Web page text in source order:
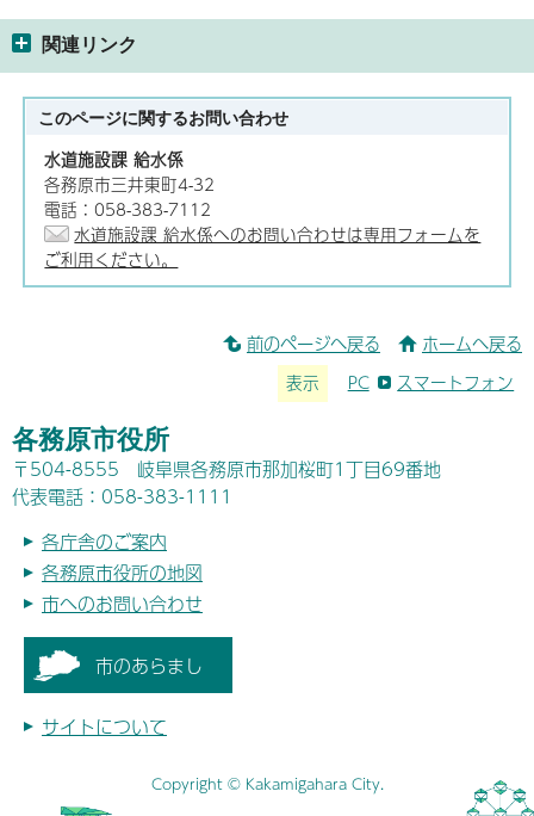
関連リンク
このページに関するお問い合わせ
水道施設課 給水係
各務原市三井東町4-32
電話：058-383-7112
水道施設課 給水係へのお問い合わせは専用フォームを
ご利用ください。
前のページへ戻る ホームへ戻る
表示 PC スマートフォン
各務原市役所
〒504-8555 岐阜県各務原市那加桜町1丁目69番地
代表電話：058-383-1111
各庁舎のご案内
各務原市役所の地図
市へのお問い合わせ
市のあらまし
サイトについて
Copyright © Kakamigahara City.